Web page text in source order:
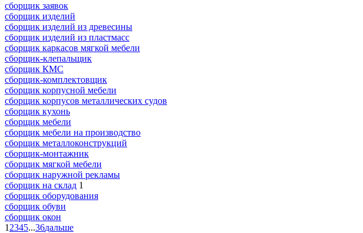
сборщик заявок
сборщик изделий
сборщик изделий из древесины
сборщик изделий из пластмасс
сборщик каркасов мягкой мебели
сборщик-клепальщик
сборщик КМС
сборщик-комплектовщик
сборщик корпусной мебели
сборщик корпусов металлических судов
сборщик кухонь
сборщик мебели
сборщик мебели на производство
сборщик металлоконструкций
сборщик-монтажник
сборщик мягкой мебели
сборщик наружной рекламы
сборщик на склад 1
сборщик оборудования
сборщик обуви
сборщик окон
1 2345...36дальше